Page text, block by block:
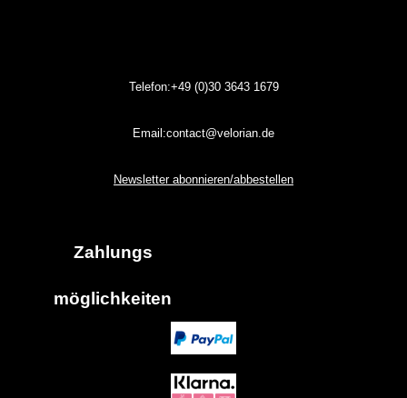
Telefon:+49 (0)3036431679
Email:contact@velorian.de
Newsletter abonnieren/abbestellen
Zahlungs
möglich keiten